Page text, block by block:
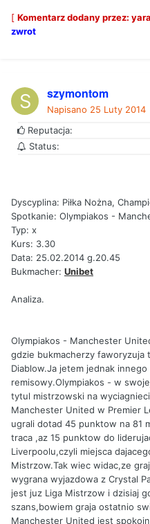
[ Komentarz dodany przez:
zwrot
szymontom
Napisano 25 Luty 2014
Reputacja:
Status:
Dyscyplina: Piłka Nożna,
Spotkanie: Olympiakos -
Typ: x
Kurs: 3.30
Data: 25.02.2014 g.20.45
Bukmacher: Unibet
Analiza.
Olympiakos - Manchester
gdzie bukmacherzy faworyzuja
Diablow.Ja jetem jednak
remisowy.Olympiakos - w
tytul mistrzowski na
Manchester United w Premier
ugrali dotad 45 punktow na 81
traca ,az 15 punktow do
Liverpoolu,czyli miejsca
Mistrzow.Tak wiec widac,ze
wygrana wyjazdowa z Crystal
jest juz Liga Mistrzow i dzisiaj
szans,bowiem graja ostatnio
Manchester United jest